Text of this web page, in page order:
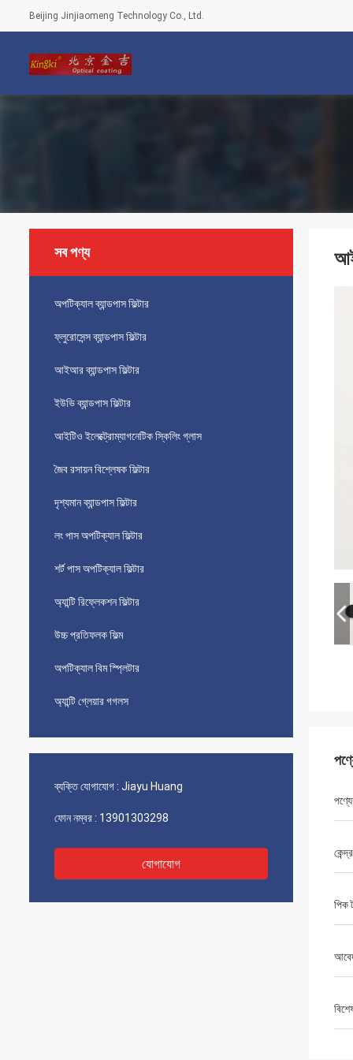
Beijing Jinjiaomeng Technology Co., Ltd.
সব পণ্য
অপটিক্যাল ব্যান্ডপাস ফিল্টার
ফ্লুরোসেন্স ব্যান্ডপাস ফিল্টার
আইআর ব্যান্ডপাস ফিল্টার
ইউভি ব্যান্ডপাস ফিল্টার
আইটিও ইলেক্ট্রোম্যাগনেটিক স্কিলিং গ্লাস
জৈব রসায়ন বিশ্লেষক ফিল্টার
দৃশ্যমান ব্যান্ডপাস ফিল্টার
লং পাস অপটিক্যাল ফিল্টার
শর্ট পাস অপটিক্যাল ফিল্টার
অ্যান্টি রিফ্লেকশন ফিল্টার
উচ্চ প্রতিফলক ফিল্ম
অপটিক্যাল বিম স্প্লিটার
অ্যান্টি গ্লেয়ার গগলস
ব্যক্তি যোগাযোগ : Jiayu Huang
ফোন নম্বর : 13901303298
যোগাযোগ
পিক